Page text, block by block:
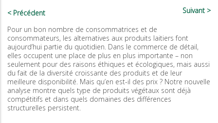
Précédent Suivant
Pour un bon nombre de consommatrices et de
consommateurs, les alternatives aux produits laitiers font
aujourd’hui partie du quotidien. Dans le commerce de détail,
elles occupent une place de plus en plus importante – non
seulement pour des raisons éthiques et écologiques, mais aussi
du fait de la diversité croissante des produits et de leur
meilleure disponibilité. Mais qu’en est-il des prix ? Notre nouvelle
analyse montre quels type de produits végétaux sont déjà
compétitifs et dans quels domaines des différences
structurelles persistent.